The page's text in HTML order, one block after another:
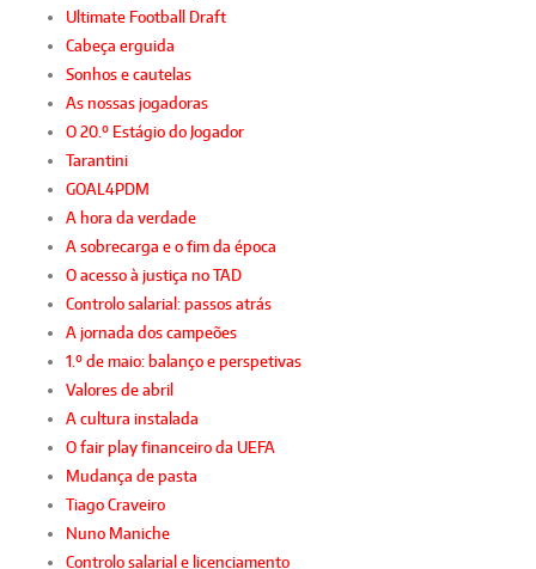
Ultimate Football Draft
Cabeça erguida
Sonhos e cautelas
As nossas jogadoras
O 20.º Estágio do Jogador
Tarantini
GOAL4PDM
A hora da verdade
A sobrecarga e o fim da época
O acesso à justiça no TAD
Controlo salarial: passos atrás
A jornada dos campeões
1.º de maio: balanço e perspetivas
Valores de abril
A cultura instalada
O fair play financeiro da UEFA
Mudança de pasta
Tiago Craveiro
Nuno Maniche
Controlo salarial e licenciamento